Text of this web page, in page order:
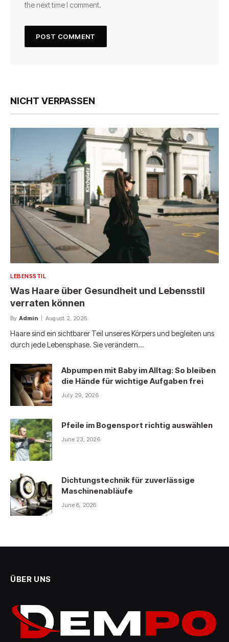
the next time I comment.
NICHT VERPASSEN
LEBENSSTIL
Was Haare über Gesundheit und Lebensstil
verraten können
By Admin August 2, 2026
Haare sind ein sichtbarer Teil unseres Körpers und begleiten uns
durch jede Lebensphase. Sie verändern…
Abpumpen mit Baby im Alltag: So bleiben
die Hände für wichtige Aufgaben frei
July 29, 2026
Pfeile im Bogensport richtig auswählen
June 23, 2026
Dichtungstechnik für zuverlässige
Maschinenabläufe
June 8, 2026
ÜBER UNS